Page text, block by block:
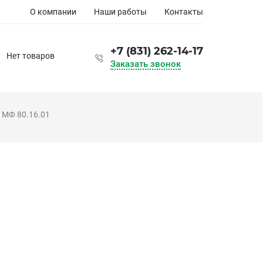
Основная
О компании Наши работы Контакты
Нет товаров +7 (831) 262-14-17
Заказать звонок
МФ 80.16.01